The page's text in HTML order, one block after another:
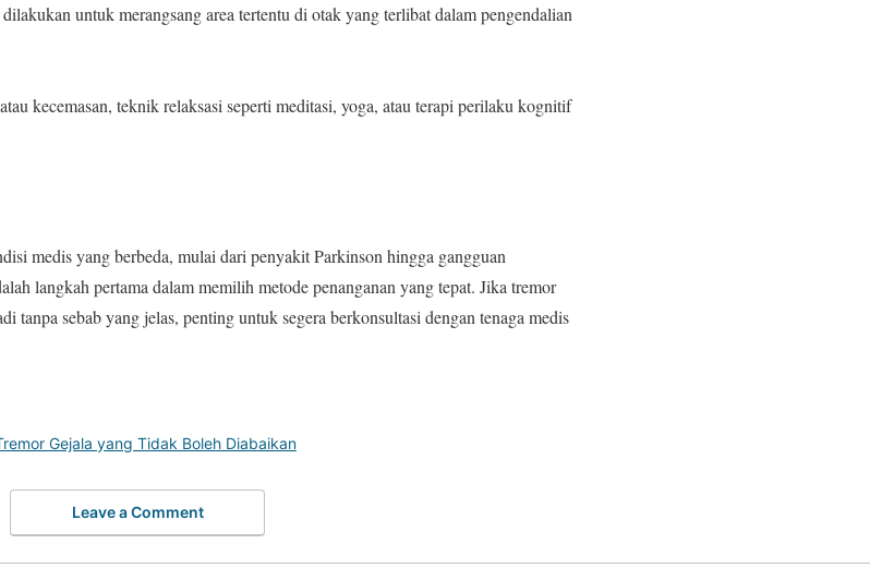
untuk merangsang area tertentu di otak yang terlibat dalam pengendalian
kecemasan, teknik relaksasi seperti meditasi, yoga, atau terapi perilaku kognitif
medis yang berbeda, mulai dari penyakit Parkinson hingga gangguan
langkah pertama dalam memilih metode penanganan yang tepat. Jika tremor
tanpa sebab yang jelas, penting untuk segera berkonsultasi dengan tenaga medis
Gejala yang Tidak Boleh Diabaikan
Leave a Comment